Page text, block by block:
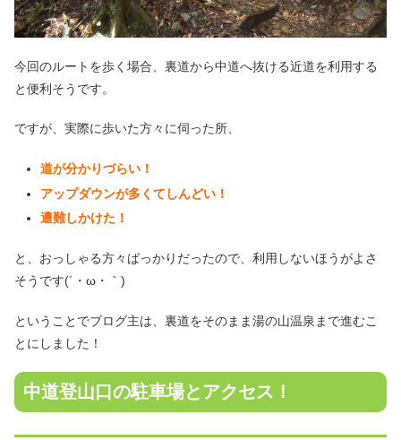
今回のルートを歩く場合、裏道から中道へ抜ける近道を利用する
と便利そうです。
ですが、実際に歩いた方々に伺った所、
道が分かりづらい！
アップダウンが多くてしんどい！
遭難しかけた！
と、おっしゃる方々ばっかりだったので、利用しないほうがよさ
そうです(´・ω・｀)
ということでブログ主は、裏道をそのまま湯の山温泉まで進むこ
とにしました！
中道登山口の駐車場とアクセス！